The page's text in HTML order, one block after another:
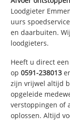
Loodgieter
uurs
en daarbuiten.
loodgieters.
Heeft u direct
op0591-238013
zijn vrijwel altijd
opgeleide
verstoppingen of
oplossen. Altijd